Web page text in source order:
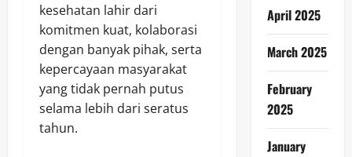
kesehatan lahir dari
komitmen kuat, kolaborasi
dengan banyak pihak, serta
kepercayaan masyarakat
yang tidak pernah putus
selama lebih dari seratus
tahun.
April 2025
March 2025
February
2025
January